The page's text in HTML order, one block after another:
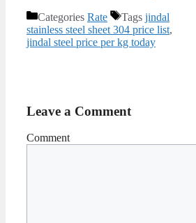
Categories Rate Tags jindal
stainless steel sheet 304 price list,
jindal steel price per kg today
Leave a Comment
Comment